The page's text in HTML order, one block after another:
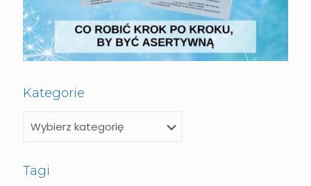
Kategorie
Tagi